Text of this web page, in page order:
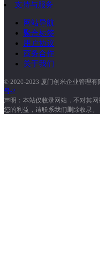
支持与服务
网站导航
聚合标签
用户协议
商务合作
关于我们
© 2020-2023 厦门创米企业管理有
号-2
声明：本站仅收录网站，不对其
您的利益，请联系我们删除收录